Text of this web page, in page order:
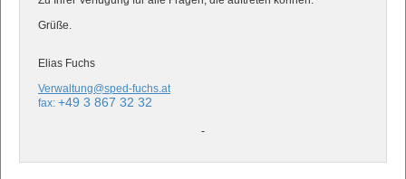
Grüße.
Elias Fuchs
Verwaltung@sped-fuchs.at
fax: +49 3 867 32 32